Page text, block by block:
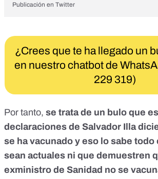
Publicación en Twitter
¿Crees que te ha llegado un
en nuestro chatbot de
229 319)
Por tanto, se trata de un bulo que
declaraciones de Salvador Illa
se ha vacunado y eso lo sabe todo
sean actuales ni que demuestren
exministro de Sanidad no se